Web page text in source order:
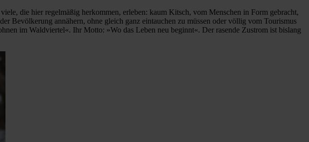
die hier regelmäßig herkommen, erleben: kaum Kitsch, vom Menschen in Form gebracht,
Bevölkerung annähern, ohne gleich ganz eintauchen zu müssen oder völlig vom Tourismus
im Waldviertel«. Ihr Motto: »Wo das Leben neu beginnt«. Der rasende Zustrom ist bislang